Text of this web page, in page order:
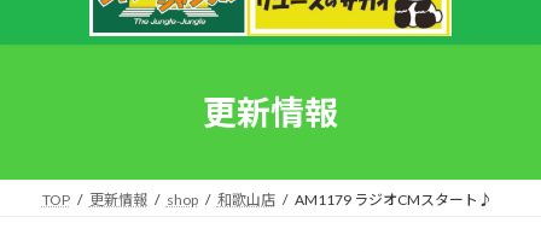
ッ
移
更新情報
TOP 更新情報 shop 和歌山店 AM1179 ラジオCMスタート♪